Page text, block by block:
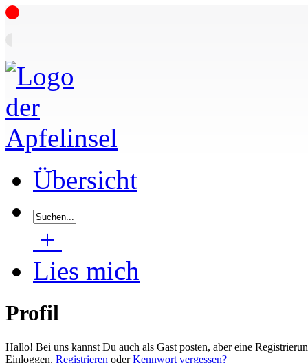
Übersicht
+
Lies mich
Profil
Hallo! Bei uns kannst Du auch als Gast posten, aber eine
Einloggen, Registrieren oderKennwort vergessen?